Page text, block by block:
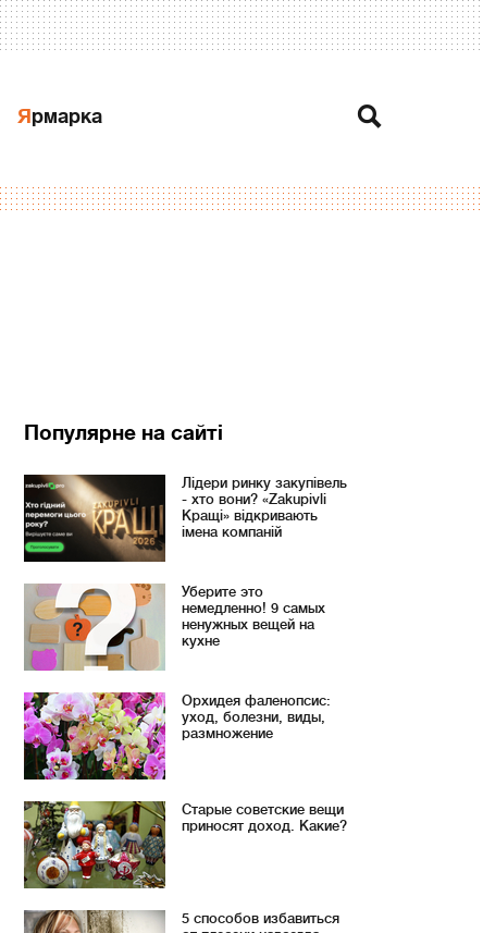
Ярмарка
Популярне на сайті
Лідери ринку закупівель
- хто вони? «Zakupivli
Кращі» відкривають
імена компаній
Уберите это
немедленно! 9 самых
ненужных вещей на
кухне
Орхидея фаленопсис:
уход, болезни, виды,
размножение
Старые советские вещи
приносят доход. Какие?
5 способов избавиться